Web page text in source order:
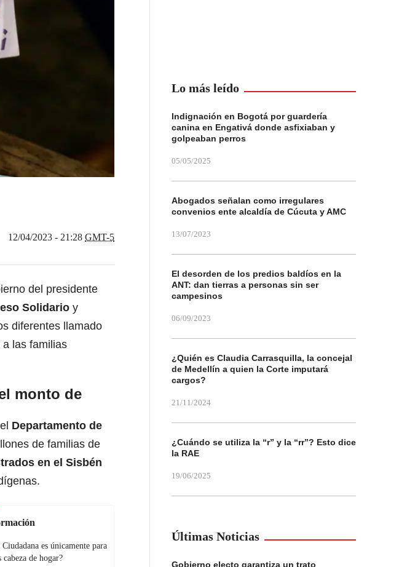
12/04/2023 - 21:28 GMT-5
del presidente
Solidario y
diferentes llamado
las familias
monto de
Departamento de
de familias de
en el Sisbén
Ciudadana es únicamente para
cabeza de hogar?
Lo más leído
Indignación en Bogotá por guardería
canina en Engativá donde asfixiaban y
golpeaban perros
05/05/2025
Abogados señalan como irregulares
convenios ente alcaldía de Cúcuta y AMC
13/07/2023
El desorden de los predios baldíos en la
ANT: dan tierras a personas sin ser
campesinos
06/09/2023
¿Quién es Claudia Carrasquilla, la concejal
de Medellín a quien la Corte imputará
cargos?
21/11/2024
¿Cuándo se utiliza la “r” y la “rr”? Esto dice
la RAE
19/06/2025
Últimas Noticias
Gobierno electo garantiza un trato